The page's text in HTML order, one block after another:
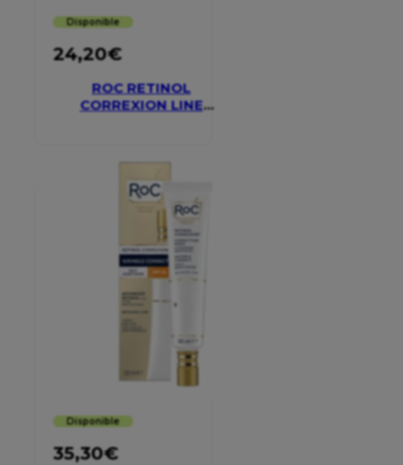
Disponible
24,20€
ROC RETINOL
CORREXION LINE
Disponible
35,30€